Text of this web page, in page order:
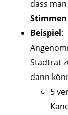
dass
Stimmen
Beispiel:
Stadtrat
dann
5